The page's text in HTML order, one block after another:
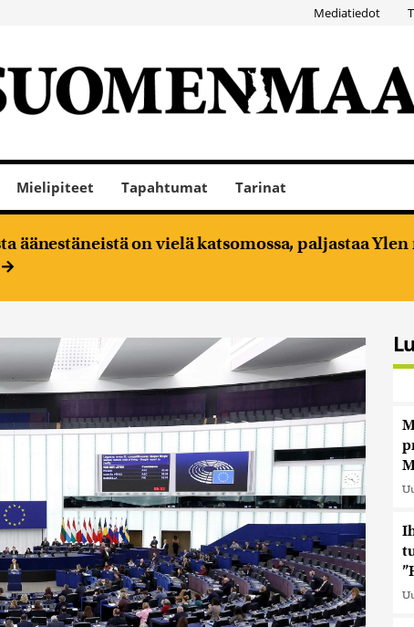
Mediatiedot
Mielipiteet Tapahtumat Tarinat
äänestäneistä on vielä katsomossa, paljastaa